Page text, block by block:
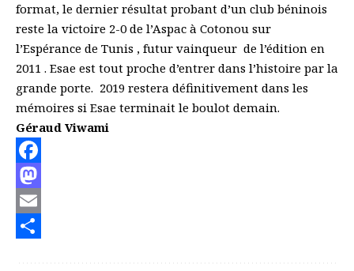
format, le dernier résultat probant d’un club béninois
reste la victoire 2-0 de l’Aspac à Cotonou sur
l’Espérance de Tunis , futur vainqueur de l’édition en
2011 . Esae est tout proche d’entrer dans l’histoire par la
grande porte. 2019 restera définitivement dans les
mémoires si Esae terminait le boulot demain.
Géraud Viwami
Facebook
Mastodon
Email